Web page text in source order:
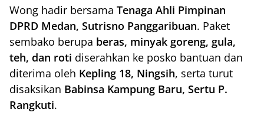
Wong hadir bersama Tenaga Ahli Pimpinan
DPRD Medan, Sutrisno Panggaribuan. Paket
sembako berupa beras, minyak goreng, gula,
teh, dan roti diserahkan ke posko bantuan dan
diterima oleh Kepling 18, Ningsih, serta turut
disaksikan Babinsa Kampung Baru, Sertu P.
Rangkuti.